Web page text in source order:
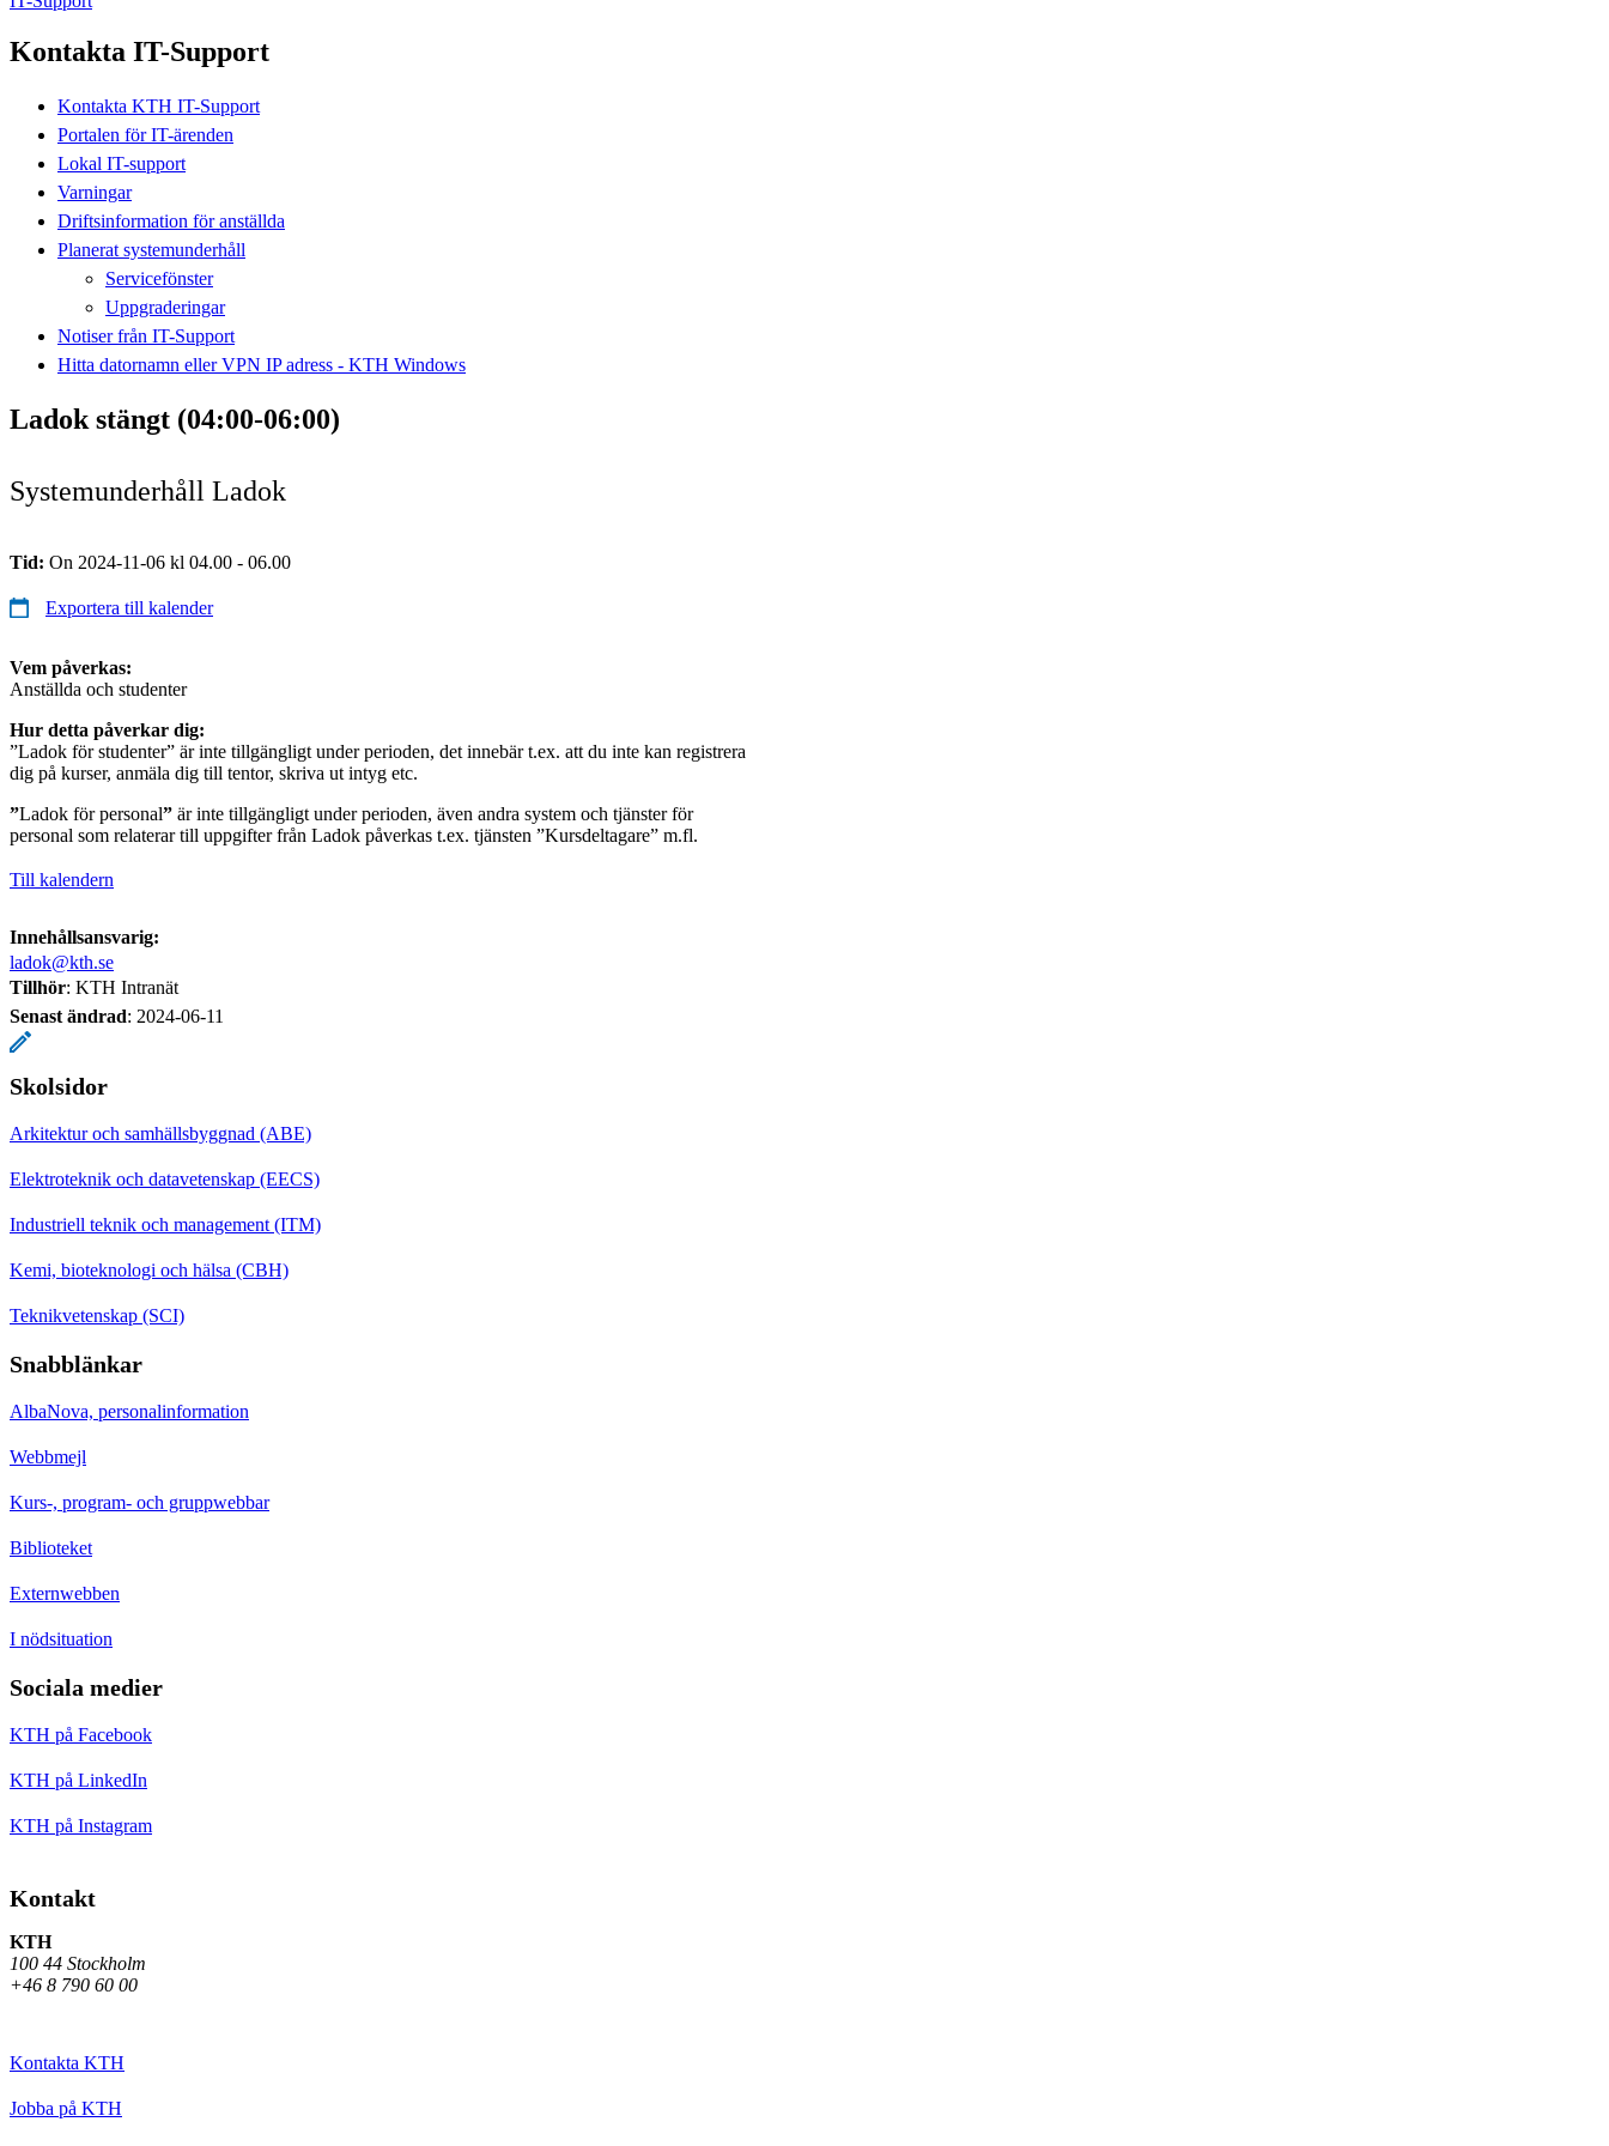
Kontakta IT-Support
Kontakta KTH IT-Support
Portalen för IT-ärenden
Lokal IT-support
Varningar
Driftsinformation för anställda
Planerat systemunderhåll
Servicefönster
Uppgraderingar
Notiser från IT-Support
Hitta datornamn eller VPN IP adress - KTH Windows
Ladok stängt (04:00-06:00)
Systemunderhåll Ladok
Tid: On 2024-11-06 kl 04.00 - 06.00
Exportera till kalender
Vem påverkas:
Anställda och studenter
Hur detta påverkar dig:
”Ladok för studenter” är inte tillgängligt under perioden, det innebär t.ex. att du inte kan registrera
dig på kurser, anmäla dig till tentor, skriva ut intyg etc.
”Ladok för personal” är inte tillgängligt under perioden, även andra system och tjänster för
personal som relaterar till uppgifter från Ladok påverkas t.ex. tjänsten ”Kursdeltagare” m.fl.
Till kalendern
Innehållsansvarig:
ladok@kth.se
Tillhör: KTH Intranät
Senast ändrad: 2024-06-11
Skolsidor
Arkitektur och samhällsbyggnad (ABE)
Elektroteknik och datavetenskap (EECS)
Industriell teknik och management (ITM)
Kemi, bioteknologi och hälsa (CBH)
Teknikvetenskap (SCI)
Snabblänkar
AlbaNova, personalinformation
Webbmejl
Kurs-, program- och gruppwebbar
Biblioteket
Externwebben
I nödsituation
Sociala medier
KTH på Facebook
KTH på LinkedIn
KTH på Instagram
Kontakt
KTH
100 44 Stockholm
+46 8 790 60 00
Kontakta KTH
Jobba på KTH